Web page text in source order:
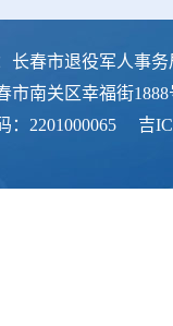
长春市退役军人事务
市南关区幸福街
：2201000065
吉